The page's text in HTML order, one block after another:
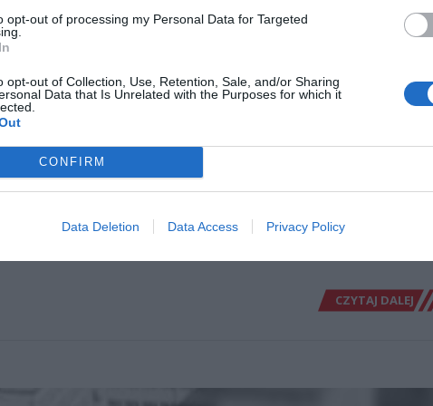
opt-out of processing my Personal Data for Targeted
opt-out of Collection, Use, Retention, Sale, and/or Sharing
Data that Is Unrelated with the Purposes for which it
CONFIRM
Data Deletion Data Access Privacy Policy
CZYTAJ DALEJ
W PRZYSZŁYM ROKU ZAPŁACIMY
OPŁATA POWRÓCIŁA W WAKACJE,
3 listopada 2025 18:17
opłatę, która do niedawna była w ogóle zniesiona.
CZYTAJ DALEJ